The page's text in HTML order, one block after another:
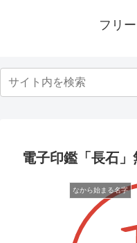
フリ
電子印鑑「長石
なから始まる名字